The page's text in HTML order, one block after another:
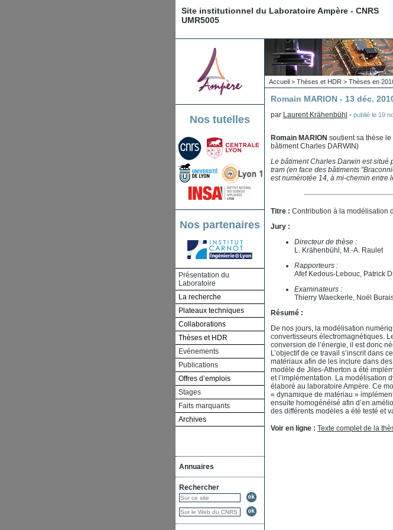
Site institutionnel du Laboratoire Ampère - CNRS
UMR5005
Nos tutelles
Nos partenaires
Présentation du
Laboratoire
La recherche
Plateaux techniques
Collaborations
Thèses et HDR
Evénements
Publications
Offres d’emplois
Stages
Faits marquants
Archives
Annuaires
Rechercher
Accueil > Thèses et HDR > Thèses en
Romain MARION - 13 déc.
par Laurent Krähenbühl - publié le 19
Romain MARION soutient sa thèse
bâtiment Charles DARWIN)
Le bâtiment Charles Darwin est situé
tram (en face des bâtiments
est numérotée 14, à mi-chemin entre
Titre : Contribution à la modélisation
Jury :
Directeur de thèse :
L. Krähenbühl, M.-A. Raulet
Rapporteurs :
Afef Kedous-Lebouc, Patrick
Examinateurs :
Thierry Waeckerle, Noël
Résumé :
De nos jours, la modélisation
convertisseurs électromagnétiques.
conversion de l’énergie, il est donc
L’objectif de ce travail s’inscrit dans
matériaux afin de les inclure dans
modèle de Jiles-Atherton a été
et l’implémentation. La modélisation
élaboré au laboratoire Ampère. Ce
« dynamique de matériau »
ensuite homogénéisé afin d’en
des différents modèles a été testé et
Voir en ligne : Texte complet de la